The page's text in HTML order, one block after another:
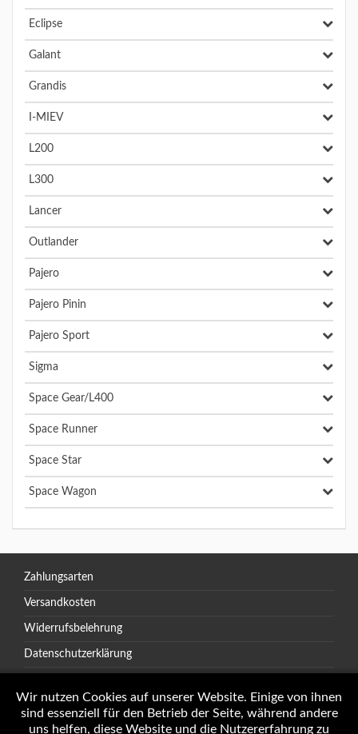
Eclipse
Galant
Grandis
I-MIEV
L200
L300
Lancer
Outlander
Pajero
Pajero Pinin
Pajero Sport
Sigma
Space Gear/L400
Space Runner
Space Star
Space Wagon
Zahlungsarten
Versandkosten
Widerrufsbelehrung
Datenschutzerklärung
Wir nutzen Cookies auf unserer Website. Einige von ihnen
sind essenziell für den Betrieb der Seite, während andere
uns helfen, diese Website und die Nutzererfahrung zu